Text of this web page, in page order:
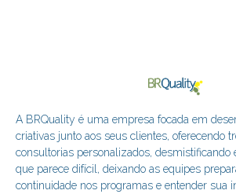
A BRQuality é uma empresa focada em
criativas junto aos seus clientes, oferecendo
consultorias personalizados, desmistificando
que parece difícil, deixando as equipes
continuidade nos programas e entender sua